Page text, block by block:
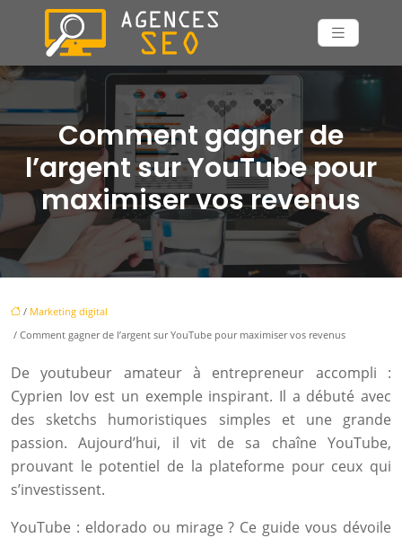
Comment gagner de
l’argent sur YouTube pour
maximiser vos revenus
/ Marketing digital
/ Comment gagner de l’argent sur YouTube pour maximiser vos revenus
De youtubeur amateur à entrepreneur accompli :
Cyprien Iov est un exemple inspirant. Il a débuté avec
des sketchs humoristiques simples et une grande
passion. Aujourd’hui, il vit de sa chaîne YouTube,
prouvant le potentiel de la plateforme pour ceux qui
s’investissent.
YouTube : eldorado ou mirage ? Ce guide vous dévoile